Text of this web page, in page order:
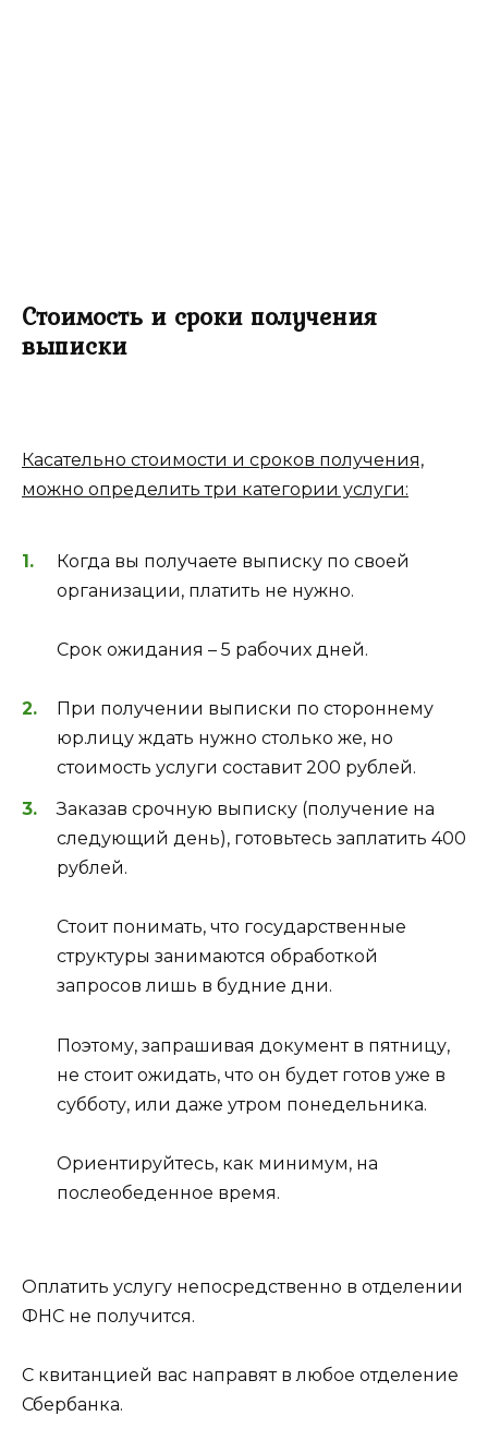
Стоимость и сроки получения
выписки
Касательно стоимости и сроков получения,
можно определить три категории услуги:
Когда вы получаете выписку по своей
организации, платить не нужно.
Срок ожидания – 5 рабочих дней.
При получении выписки по стороннему
юр.лицу ждать нужно столько же, но
стоимость услуги составит 200 рублей.
Заказав срочную выписку (получение на
следующий день), готовьтесь заплатить 400
рублей.
Стоит понимать, что государственные
структуры занимаются обработкой
запросов лишь в будние дни.
Поэтому, запрашивая документ в пятницу,
не стоит ожидать, что он будет готов уже в
субботу, или даже утром понедельника.
Ориентируйтесь, как минимум, на
послеобеденное время.
Оплатить услугу непосредственно в отделении
ФНС не получится.
С квитанцией вас направят в любое отделение
Сбербанка.